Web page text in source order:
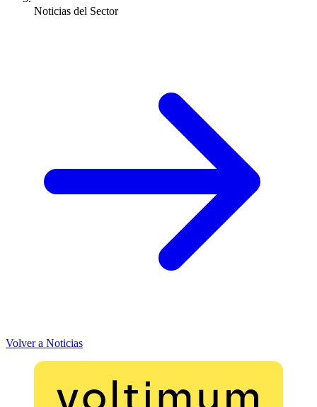
Noticias del Sector
Volver a Noticias